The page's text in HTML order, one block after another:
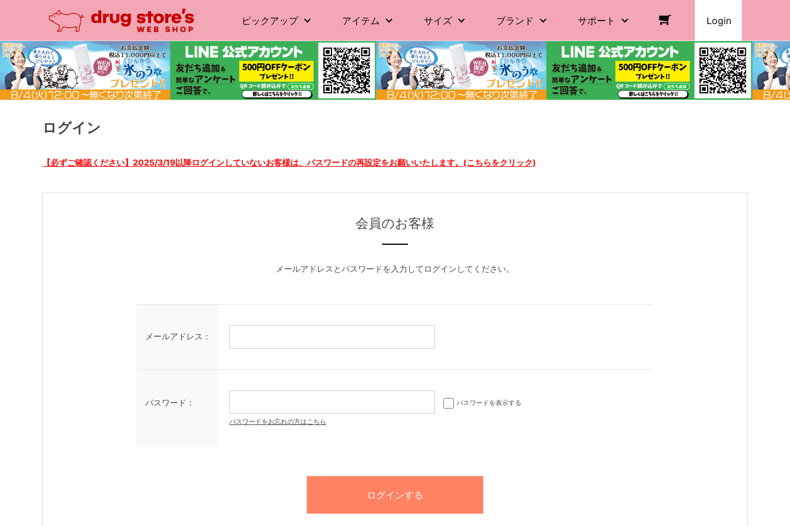
ピックアップ アイテム サイズ ブランド サポート Login
ログイン
【必ずご確認ください】2025/3/19以降ログインしていないお客様は、パスワードの再設定をお願いいたします。(こちらをクリック)
会員のお客様
メールアドレスとパスワードを入力してログインしてください。
メールアドレス：
パスワード： パスワードを表示する
パスワードをお忘れの方はこちら